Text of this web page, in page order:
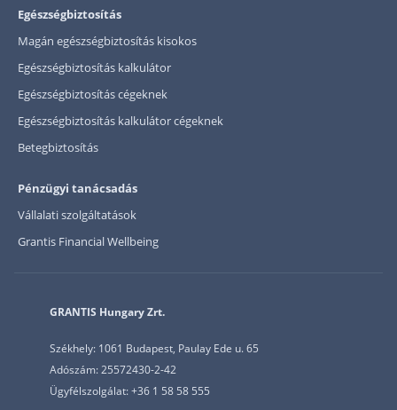
Egészségbiztosítás
Magán egészségbiztosítás kisokos
Egészségbiztosítás kalkulátor
Egészségbiztosítás cégeknek
Egészségbiztosítás kalkulátor cégeknek
Betegbiztosítás
Pénzügyi tanácsadás
Vállalati szolgáltatások
Grantis Financial Wellbeing
GRANTIS Hungary Zrt.
Székhely: 1061 Budapest, Paulay Ede u. 65
Adószám: 25572430-2-42
Ügyfélszolgálat: +36 1 58 58 555